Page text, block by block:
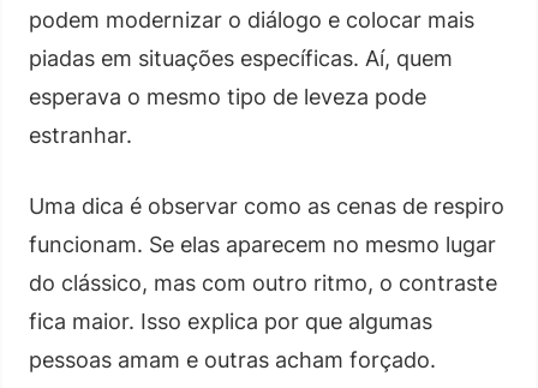
podem modernizar o diálogo e colocar mais
piadas em situações específicas. Aí, quem
esperava o mesmo tipo de leveza pode
estranhar.
Uma dica é observar como as cenas de respiro
funcionam. Se elas aparecem no mesmo lugar
do clássico, mas com outro ritmo, o contraste
fica maior. Isso explica por que algumas
pessoas amam e outras acham forçado.